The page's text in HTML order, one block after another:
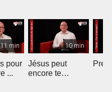
11 min
pour
...
10 min
Jésus peut
encore te